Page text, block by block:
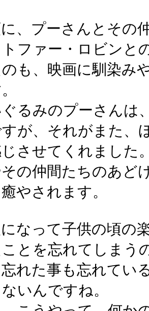
、プーさんとその
トファー・ロビンと
も、映画に馴染み
るみのプーさんは
が、それがまた、
させてくれました
の仲間たちのあど
やされます。
なって子供の頃の
とを忘れてしまう
れた事も忘れてい
いんですね。